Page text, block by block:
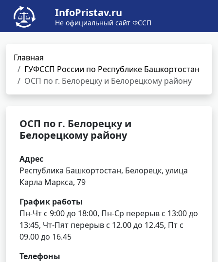
InfoPristav.ru
Не официальный сайт ФССП
Главная
ГУФССП России по Республике Башкортостан
ОСП по г. Белорецку и Белорецкому району
ОСП по г. Белорецку и
Белорецкому району
Адрес
Республика Башкортостан, Белорецк, улица
Карла Маркса, 79
График работы
Пн-Чт с 9:00 до 18:00, Пн-Ср перерыв с 13:00 до
13:45, Чт-Пят перерыв с 12.00 до 12.45, Пт с
09.00 до 16.45
Телефоны